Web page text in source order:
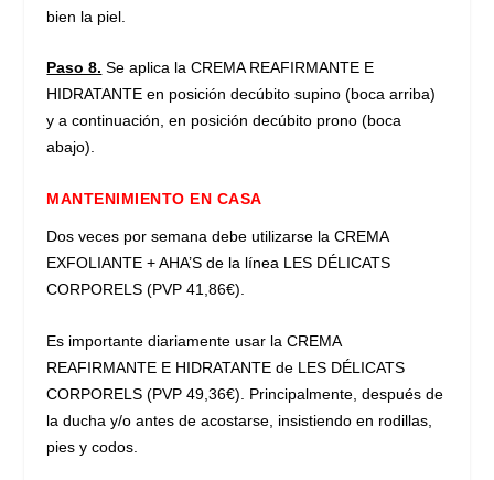
bien la piel.
Paso 8. Se aplica la CREMA REAFIRMANTE E
HIDRATANTE en posición decúbito supino (boca arriba)
y a continuación, en posición decúbito prono (boca
abajo).
MANTENIMIENTO EN CASA
Dos veces por semana debe utilizarse la CREMA
EXFOLIANTE + AHA’S de la línea LES DÉLICATS
CORPORELS (PVP 41,86€).
Es importante diariamente usar la CREMA
REAFIRMANTE E HIDRATANTE de LES DÉLICATS
CORPORELS (PVP 49,36€). Principalmente, después de
la ducha y/o antes de acostarse, insistiendo en rodillas,
pies y codos.